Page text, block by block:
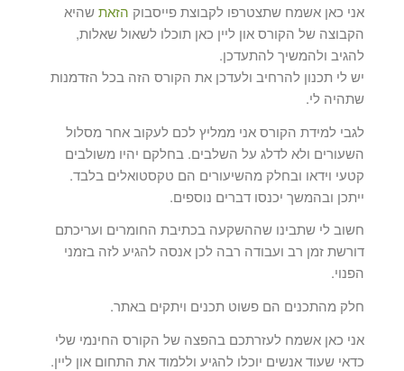
אני כאן אשמח שתצטרפו לקבוצת פייסבוק הזאתשהיא
הקבוצה של הקורס און ליין כאן תוכלו לשאול שאלות,
להגיב ולהמשיך להתעדכן.
יש לי תכנון להרחיב ולעדכן את הקורס הזה בכל הזדמנות
שתהיה לי.
לגבי למידת הקורס אני ממליץ לכם לעקוב אחר מסלול
השעורים ולא לדלג על השלבים. בחלקם יהיו משולבים
קטעי וידאו ובחלק מהשיעורים הם טקסטואלים בלבד.
ייתכן ובהמשך יכנסו דברים נוספים.
חשוב לי שתבינו שההשקעה בכתיבת החומרים ועריכתם
דורשת זמן רב ועבודה רבה לכן אנסה להגיע לזה בזמני
הפנוי.
חלק מהתכנים הם פשוט תכנים ויתקים באתר.
אני כאן אשמח לעזרתכם בהפצה של הקורס החינמי שלי
כדאי שעוד אנשים יוכלו להגיע וללמוד את התחום און ליין.